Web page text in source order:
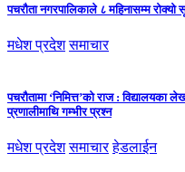
पचरौता नगरपालिकाले ८ महिनासम्म
मधेश प्रदेश समाचार
पचरौतामा ‘निमित्त’को राज : विद्यालयका
प्रणालीमाथि गम्भीर प्रश्न
मधेश प्रदेश समाचार हेडलाईन